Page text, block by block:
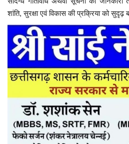
शांति, सुरक्षा एवं विकास की प्रक्रिया को